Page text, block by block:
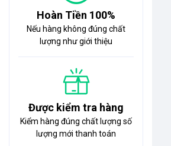
Hoàn Tiền 100%
Nếu hàng không đúng chất
lượng như giới thiệu
Được kiểm tra hàng
Kiểm hàng đúng chất lượng số
lượng mới thanh toán